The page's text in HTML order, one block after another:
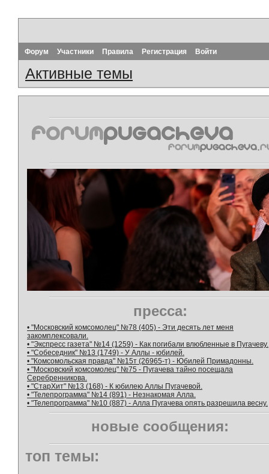
Форум Участники Правила Регистрация Войти
Активные темы
пресса:
• "Московский комсомолец" №78 (405) - Эти десять лет меня
закомплексовали.
• "Экспресс газета" №14 (1259) - Как погибали влюбленные в Пугачеву.
• "Собеседник" №13 (1749) - У Аллы - юбилей.
• "Комсомольская правда" №15т (26965-т) - Юбилей Примадонны.
• "Московский комсомолец" №75 - Пугачева тайно посещала
Серебренникова.
• "СтарХит" №13 (168) - К юбилею Аллы Пугачевой.
• "Телепрограмма" №14 (891) - Незнакомая Алла.
• "Телепрограмма" №10 (887) - Алла Пугачева опять разрешила весну.
новые сообщения:
топ темы: